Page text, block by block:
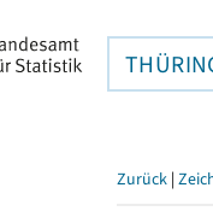
Zurück |